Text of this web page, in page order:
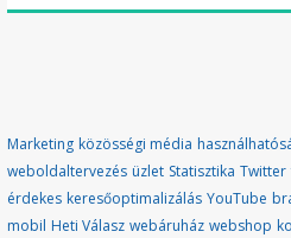
Marketing közösségi média
weboldaltervezés üzlet Statisztika Twitter
érdekes keresőoptimalizálás YouTube
mobil Heti Válasz webáruház webshop